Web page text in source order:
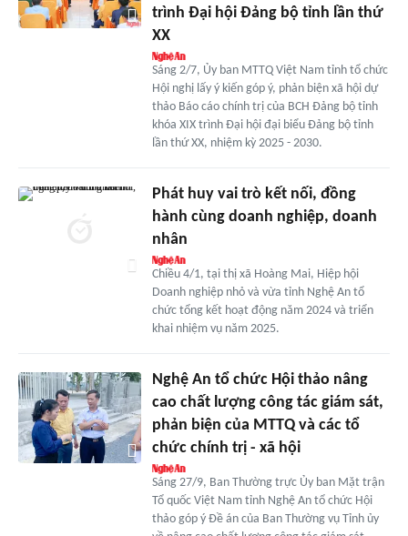
trình Đại hội Đảng bộ tỉnh lần thứ
XX
Sáng 2/7, Ủy ban MTTQ Việt Nam tỉnh tổ chức
Hội nghị lấy ý kiến góp ý, phản biện xã hội dự
thảo Báo cáo chính trị của BCH Đảng bộ tỉnh
khóa XIX trình Đại hội đại biểu Đảng bộ tỉnh
lần thứ XX, nhiệm kỳ 2025 - 2030.
Phát huy vai trò kết nối, đồng
hành cùng doanh nghiệp, doanh
nhân
Chiều 4/1, tại thị xã Hoàng Mai, Hiệp hội
Doanh nghiệp nhỏ và vừa tỉnh Nghệ An tổ
chức tổng kết hoạt động năm 2024 và triển
khai nhiệm vụ năm 2025.
Nghệ An tổ chức Hội thảo nâng
cao chất lượng công tác giám sát,
phản biện của MTTQ và các tổ
chức chính trị - xã hội
Sáng 27/9, Ban Thường trực Ủy ban Mặt trận
Tổ quốc Việt Nam tỉnh Nghệ An tổ chức Hội
thảo góp ý Đề án của Ban Thường vụ Tỉnh ủy